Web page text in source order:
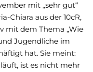
mit „sehr gut“
Chiara aus der 10cR,
mit dem Thema „Wie
Jugendliche im
hat. Sie meint:
ist es nicht mehr